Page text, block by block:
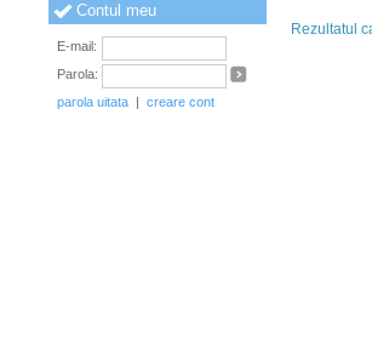
Contul meu
E-mail:
Parola:
parola uitata | creare cont
Rezultatul